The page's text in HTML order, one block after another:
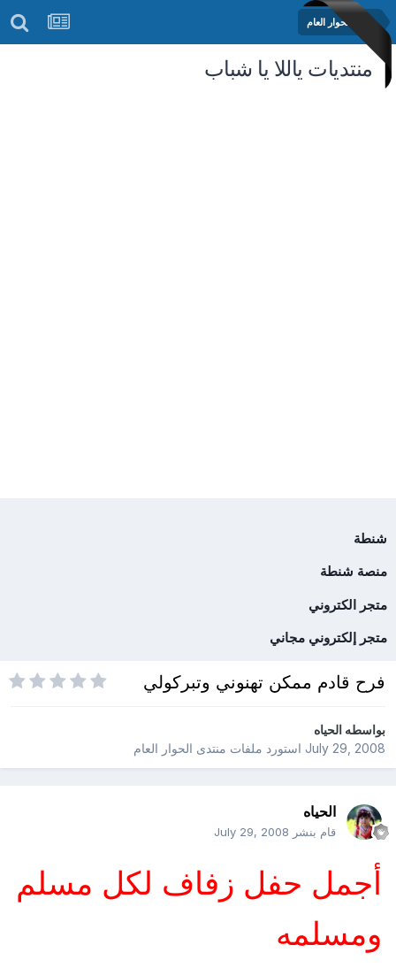
منتدى الحوار العام
منتديات ياللا يا شباب
شنطة
منصة شنطة
متجر الكتروني
متجر إلكتروني مجاني
فرح قادم ممكن تهنوني وتبركولي
بواسطهالحياه
July 29, 2008استورد ملفات منتدى الحوار العام
الحياه
قام بنشر July 29, 2008
أجمل حفل زفاف لكل مسلم
ومسلمه